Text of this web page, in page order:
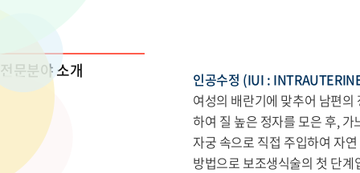
전문분야 소개
인공수정 (IUI :
여성의 배란기에 맞추어 남편
하여 질 높은 정자를 모은 후,
자궁 속으로 직접 주입하여 자
방법으로 보조생식술의 첫 단계